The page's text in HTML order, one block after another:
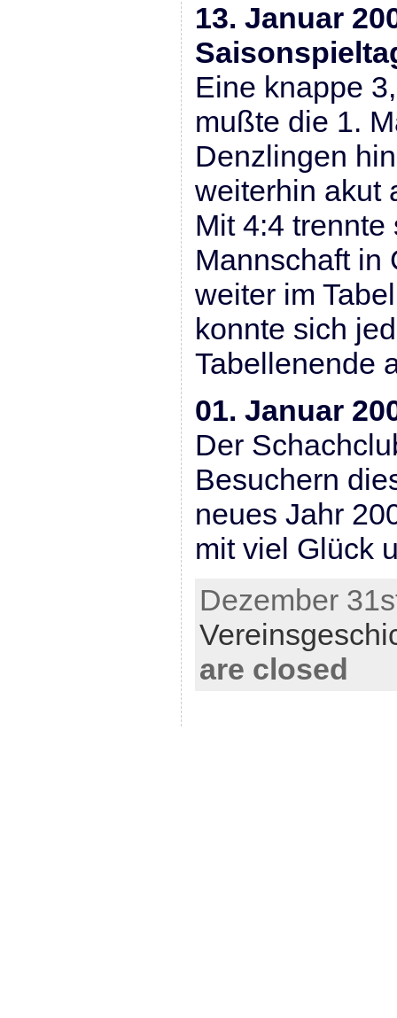
13. Januar
Eine knappe
mußte die 1.
Denzlingen
weiterhin akut
Mit 4:4 trennte
Mannschaft in
weiter im
konnte sich
Tabellenende
01. Januar
Der
Besuchern
neues Jahr
mit viel Glück
Dezember
are closed